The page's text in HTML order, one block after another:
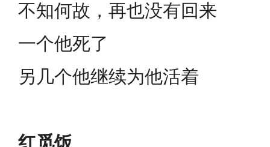
不知何故，再也没有回来
一个他死了
另几个他继续为他活着
红觅饭